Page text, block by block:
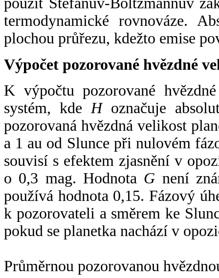
termodynamické rovnováze.
plochou průřezu, kdežto emise
Výpočet pozorované hvězdné
K výpočtu pozorované
systém, kde Hoznačuje
pozorovaná hvězdná velikost
a 1 au od Slunce při nulovém
souvisí s efektem zjasnění v
o 0,3 mag. Hodnota G není
používá hodnota 0,15. Fázový
k pozorovateli a směrem ke
pokud se planetka nachází v
Průměrnou pozorovanou